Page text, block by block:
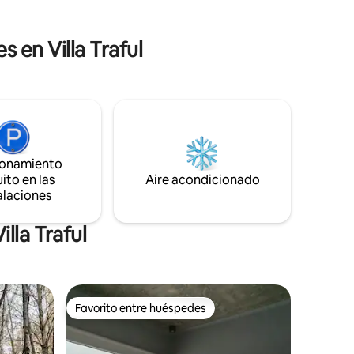
en Villa Traful
en las
Aire acondicionado
Traful
Favorito entre huéspedes
Favorito entre huéspedes